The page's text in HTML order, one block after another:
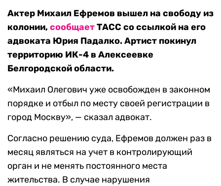
Актер Михаил Ефремов вышел на свободу из
колонии,сообщаетТАСС со ссылкой на его
адвоката Юрия Падалко. Артист покинул
территорию ИК-4 в Алексеевке
Белгородской области.
«Михаил Олегович уже освобожден в законном
порядке и отбыл по месту своей регистрации в
город Москву», — сказал адвокат.
Согласно решению суда, Ефремов должен раз в
месяц являться на учет в контролирующий
орган и не менять постоянного места
жительства. В случае нарушения